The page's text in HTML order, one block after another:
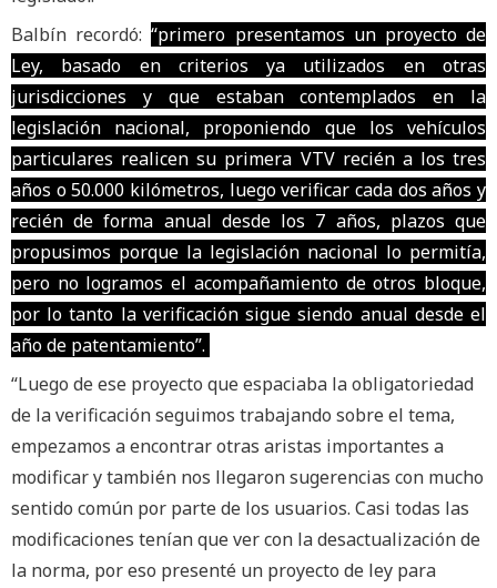
Balbín recordó:“primero presentamos un proyecto de
Ley, basado en criterios ya utilizados en otras
jurisdicciones y que estaban contemplados en la
legislación nacional, proponiendo que los vehículos
particulares realicen su primera VTV recién a los tres
años o 50.000 kilómetros, luego verificar cada dos años y
recién de forma anual desde los 7 años, plazos que
propusimos porque la legislación nacional lo permitía,
pero no logramos el acompañamiento de otros bloque,
por lo tanto la verificación sigue siendo anual desde el
año de patentamiento”.
“Luego de ese proyecto que espaciaba la obligatoriedad
de la verificación seguimos trabajando sobre el tema,
empezamos a encontrar otras aristas importantes a
modificar y también nos llegaron sugerencias con mucho
sentido común por parte de los usuarios. Casi todas las
modificaciones tenían que ver con la desactualización de
la norma, por eso presenté un proyecto de ley para